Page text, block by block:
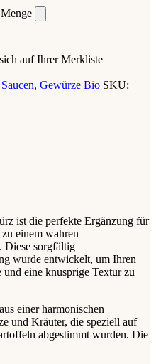
auf Ihrer Merkliste
, Gewürze Bio SKU:
ist die perfekte Ergänzung für
einem wahren
Diese sorgfältig
wurde entwickelt, um Ihren
eine knusprige Textur zu
einer harmonischen
und Kräuter, die speziell auf
abgestimmt wurden. Die